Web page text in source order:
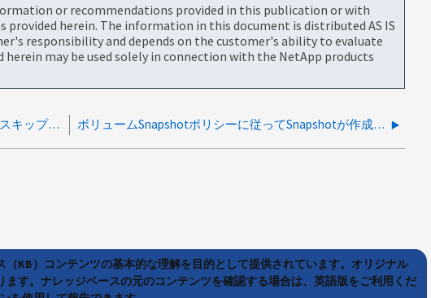
or recommendations provided in this publication or with
herein. The information in this document is distributed AS IS
responsibility and depends on the customer's ability to evaluate
may be used solely in connection with the NetApp products
スケジュールが重複しているためSnapshotをスキップしています ボリュームSnapshotポリシーに従ってSnapshotが作成されていません
KB）コンテンツの基本的な理解を目的として提供されています。オリジナル
す。ナレッジベースの元のコンテンツを確認する場合は、英語版をご利用くだ